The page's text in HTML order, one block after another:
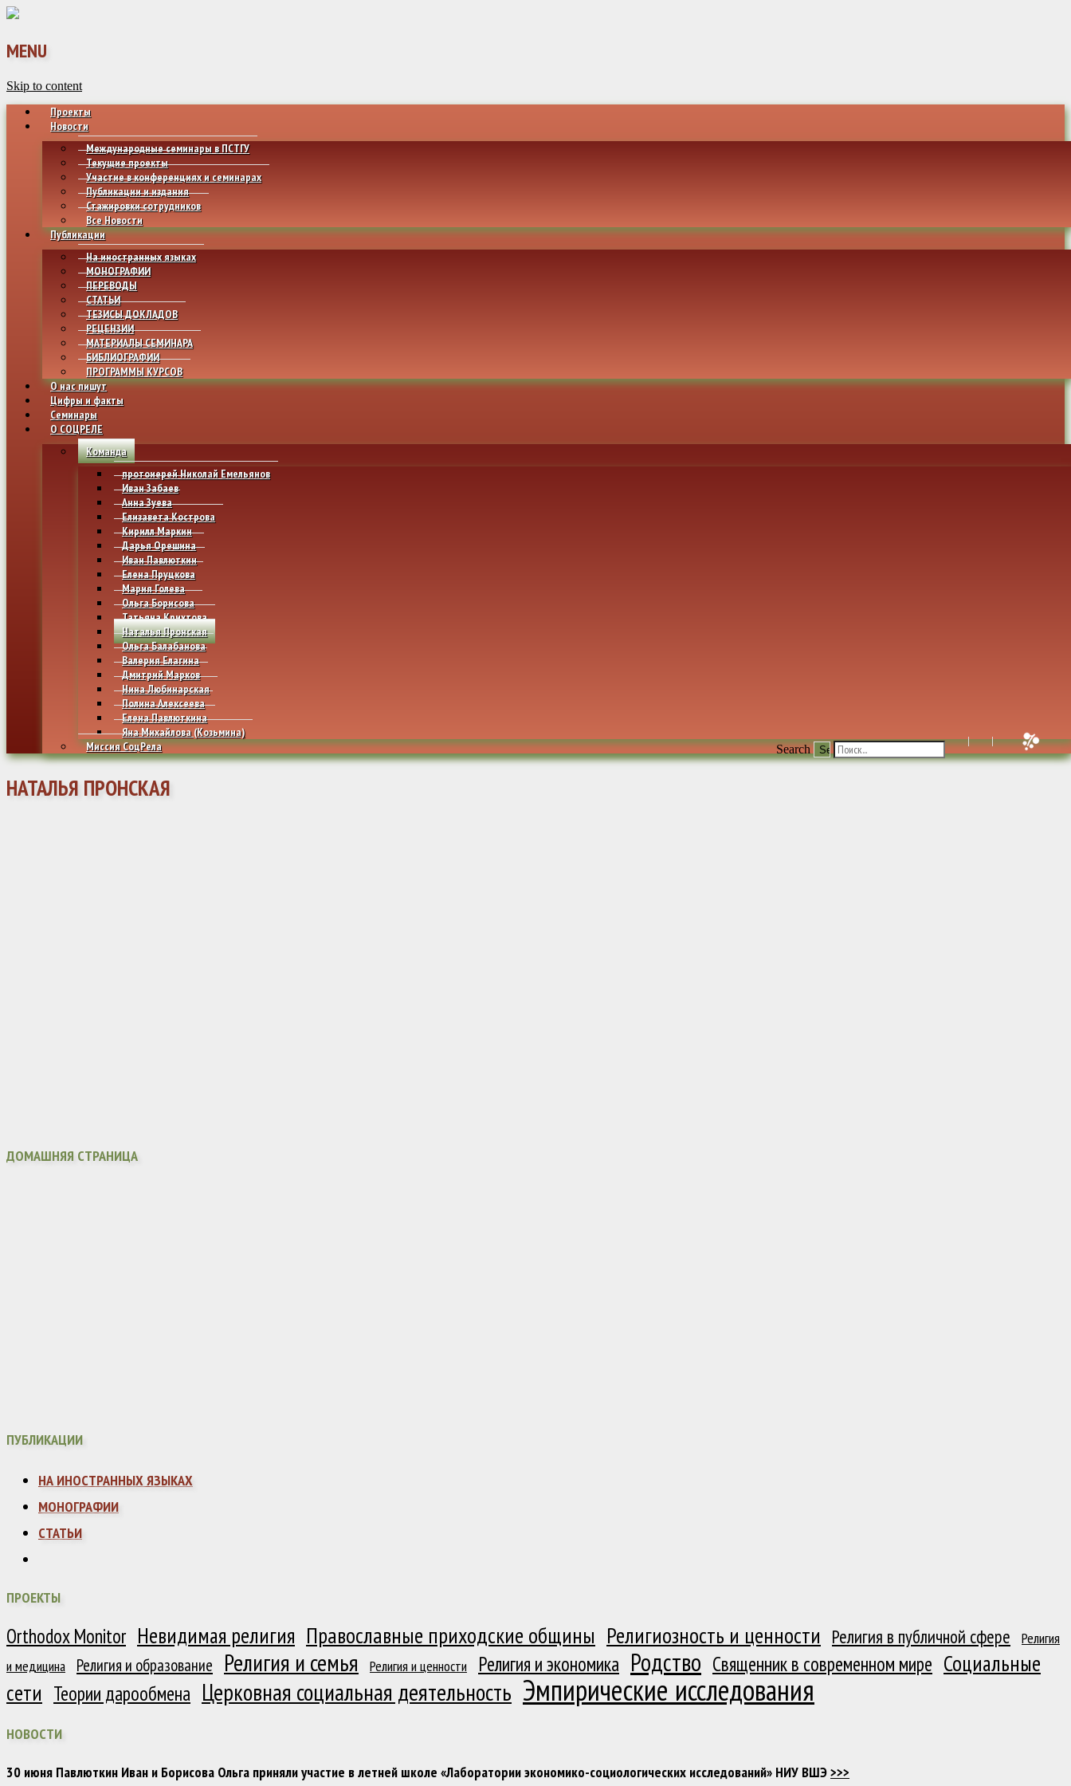
MENU
Skip to content
Проекты
Новости
Международные семинары в ПСТГУ
Текущие проекты
Участие в конференциях и семинарах
Публикации и издания
Стажировки сотрудников
Все Новости
Публикации
На иностранных языках
МОНОГРАФИИ
ПЕРЕВОДЫ
СТАТЬИ
ТЕЗИСЫ ДОКЛАДОВ
РЕЦЕНЗИИ
МАТЕРИАЛЫ СЕМИНАРА
БИБЛИОГРАФИИ
ПРОГРАММЫ КУРСОВ
О нас пишут
Цифры и факты
Семинары
О СОЦРЕЛЕ
Команда
протоиерей Николай Емельянов
Иван Забаев
Анна Зуева
Елизавета Кострова
Кирилл Маркин
Дарья Орешина
Иван Павлюткин
Елена Пруцкова
Мария Голева
Ольга Борисова
Татьяна Крихтова
Наталья Пронская
Ольга Балабанова
Валерия Елагина
Дмитрий Марков
Нина Любинарская
Полина Алексеева
Елена Павлюткина
Яна Михайлова (Козьмина)
Миссия СоцРела
Search
НАТАЛЬЯ ПРОНСКАЯ
ДОМАШНЯЯ СТРАНИЦА
ПУБЛИКАЦИИ
НА ИНОСТРАННЫХ ЯЗЫКАХ
МОНОГРАФИИ
СТАТЬИ
ПРОЕКТЫ
Orthodox Monitor Невидимая религия Православные приходские общины Религиозность и ценности Религия в публичной сфере
Религия
и медицина
Религия и образование Религия и семья Религия и ценности Религия и экономика Родство Священник в современном мире Социальные
сети Теории дарообмена Церковная социальная деятельность Эмпирические исследования
НОВОСТИ
30 июня Павлюткин Иван и Борисова Ольга приняли участие в летней школе «Лаборатории экономико-социологических исследований» НИУ ВШЭ>>>